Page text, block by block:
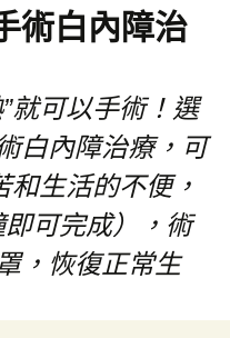
術白內障治
就可以手術！選
白內障治療，可
和生活的不便，
可完成），術
，恢復正常生